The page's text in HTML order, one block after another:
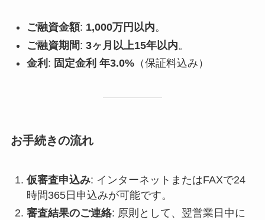
ご融資金額: 1,000万円以内。
ご融資期間: 3ヶ月以上15年以内。
金利 : 固定金利 年3.0%（保証料込み）
お手続きの流れ
仮審査申込み: インターネットまたはFAXで24
時間365日申込みが可能です。
審査結果のご連絡: 原則として、翌営業日中に